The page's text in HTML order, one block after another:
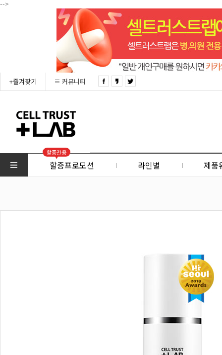
-->
+즐겨찾기 커뮤니티
할증전용
할증프로모션 라인별 제품